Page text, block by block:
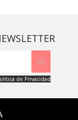
de Privacidad